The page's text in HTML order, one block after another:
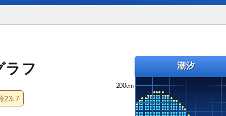
ラフ
23.7
潮汐
200